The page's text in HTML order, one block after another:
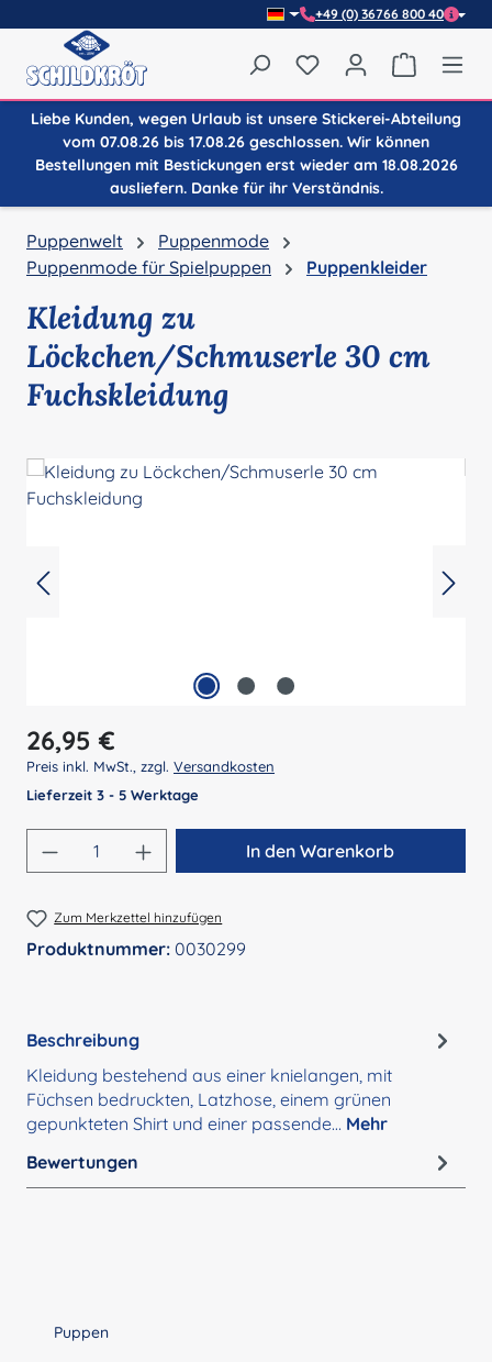
+49 (0) 36766 800 40
Du hast 0 Produkte
Liebe Kunden, wegen Urlaub ist unsere Stickerei-Abteilung
vom 07.08.26 bis 17.08.26 geschlossen. Wir können
Bestellungen mit Bestickungen erst wieder am 18.08.2026
ausliefern. Danke für ihr Verständnis.
Puppenwelt
Puppenmode
Puppenmode für Spielpuppen
Puppenkleider
Kleidung zu
Löckchen/Schmuserle 30 cm
Fuchskleidung
Regulärer Preis:
26,95 €
Preis inkl. MwSt., zzgl. Versandkosten
Lieferzeit 3 - 5 Werktage
Produkt Anzahl: Gib den gewünschten
In den Warenkorb
Zum Merkzettel hinzufügen
Produktnummer: 0030299
Beschreibung
Kleidung bestehend aus einer knielangen, mit
Füchsen bedruckten, Latzhose, einem grünen
gepunkteten Shirt und einer passende… Mehr
Bewertungen
Produktgalerie überspringen
Puppen